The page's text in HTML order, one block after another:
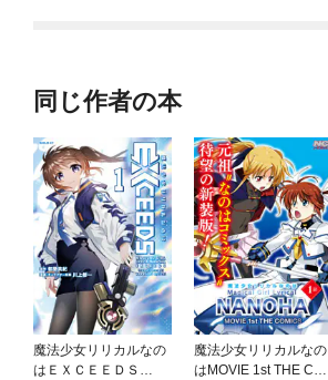
同じ作者の本
魔法少女リリカルなの
はＥＸＣＥＥＤＳ
魔法少女リリカルなの
はMOVIE 1st THE CO